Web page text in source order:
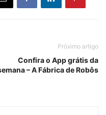
Próximo artigo
Confira o App grátis da
– A Fábrica de Robôs